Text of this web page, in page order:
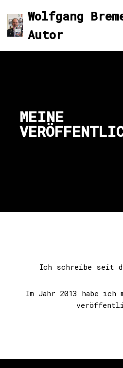
Zum
Inhalt
springen
Wolfgang
Autor
MEINE
Ich schreibe seit
Im Jahr 2013 habe ich